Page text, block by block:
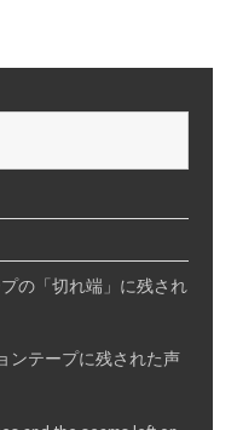
プの「切れ端」に残され
ンテープに残された声